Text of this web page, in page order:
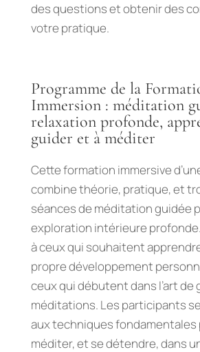
des questions et obtenir des
votre pratique.
Programme de la
Immersion : méditation
relaxation profonde,
guider et à méditer
Cette formation immersive
combine théorie, pratique, et
séances de méditation guidée
exploration intérieure profonde.
à ceux qui souhaitent
propre développement
ceux qui débutent dans l’art de
méditations. Les participants
aux techniques fondamentales
méditer, et se détendre, dans